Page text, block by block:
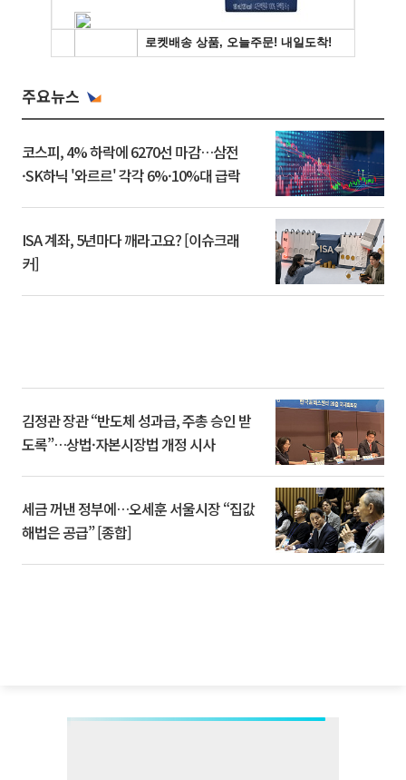
주요뉴스
코스피, 4% 하락에 6270선 마감…삼전
·SK하닉 '와르르' 각각 6%·10%대 급락
ISA 계좌, 5년마다 깨라고요? [이슈크래
커]
김정관 장관 “반도체 성과급, 주총 승인 받
도록”…상법·자본시장법 개정 시사
세금 꺼낸 정부에…오세훈 서울시장 “집값
해법은 공급” [종합]